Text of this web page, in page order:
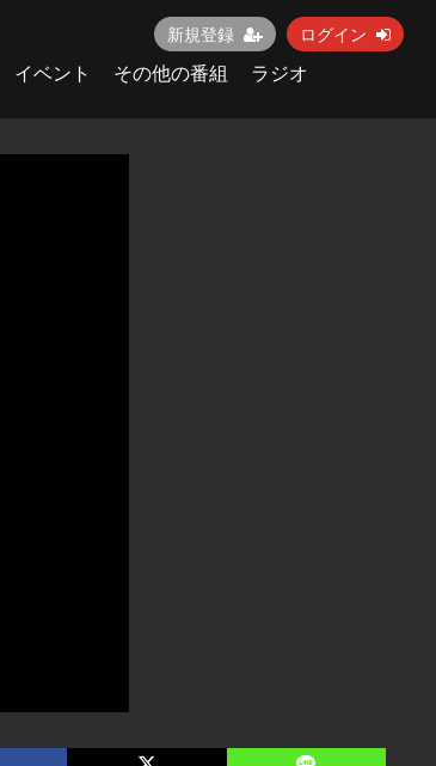
新規登録 ログイン
イベント その他の番組
ラジオ